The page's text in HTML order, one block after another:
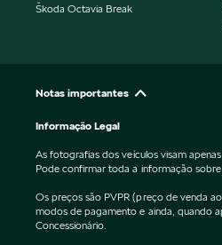
Škoda Octavia Break
Notas importantes
Informação Legal
As fotografias dos veículos visam
Pode confirmar toda a informação
Os preços são PVPR (preço de venda
modos de pagamento e ainda, quando
Concessionário.